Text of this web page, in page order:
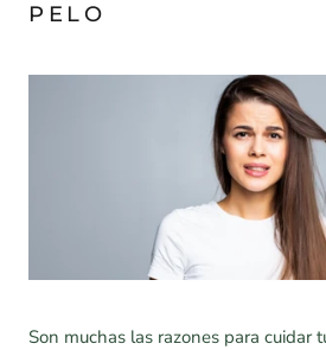
PELO
Son muchas las razones para cuidar